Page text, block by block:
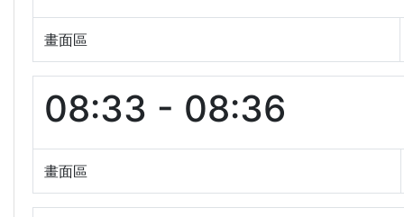
畫面區
08:33 - 08:36
畫面區